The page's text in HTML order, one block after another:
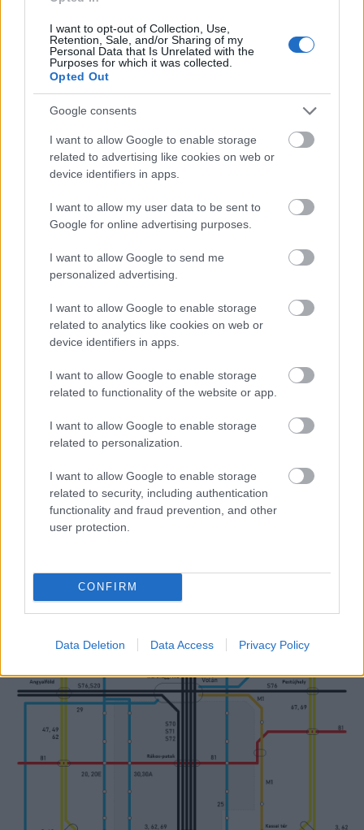
I want to opt-out of Collection, Use,
Retention, Sale, and/or Sharing of my
Personal Data that Is Unrelated with the
Purposes for which it was collected.
Opted Out
Google consents
I want to allow Google to enable storage
related to advertising like cookies on web or
device identifiers in apps.
I want to allow my user data to be sent to
Google for online advertising purposes.
I want to allow Google to send me
personalized advertising.
I want to allow Google to enable storage
related to analytics like cookies on web or
device identifiers in apps.
I want to allow Google to enable storage
related to functionality of the website or app.
I want to allow Google to enable storage
related to personalization.
I want to allow Google to enable storage
related to security, including authentication
functionality and fraud prevention, and other
user protection.
CONFIRM
Data Deletion Data Access Privacy Policy
angyalföldi villamostengely látótávon belül), egy
intenzívebb beépítés szükségessé tesz egy mélységi
feltárást is, amely a vasúti és metrómegállók
vonzáskörzetéből kieső területeket is eléri. E járatok
esetében értelemszerűen nem feltétlenül áll fenn a
közvetlen belvárosi kapcsolat biztosításának igénye,
itt inkább a főtengelyekre való eljutás biztosítása a
busz, amely részben már most is végzi a Szőnyi út
térségének kiszolgálását. Az M1 metró
vonalvezetést egyébként is feleslegessé teszi, pláne,
hogy az autópálya elvágó hatása miatt a mai,
lényegében asszimetrikus közlekedés egyébként
sem szerencsés, így adja magát a 25-ös busz
tengelyének behúzása a vasút és az M1 metró közé.
Itt értelemszerűen sűrű megállókiosztás szükséges,
illetve nem kell feltétlenül nyílegyenes tengellyel
számolni - a busz vonalvezetése nyugodtan
alkalmazkodhat a területet érintő városépítészeti
koncepcióhoz.
A vasút nyugati oldala még jobban rászorul az
autóbuszos kisegítésre, mivel a következő
kötöttpályás tengely (14-es villamos) és a vasút
között jóval nagyobb a távolság, mint a keleti
oldalon. Itt a legegyszerűbb megoldás a közelben
akár új járatoknak betérítése a fejlesztési területre. A
cél a másik oldalhoz hasonlóan itt sem egy
főtengely, hanem egy, az utcahálózathoz